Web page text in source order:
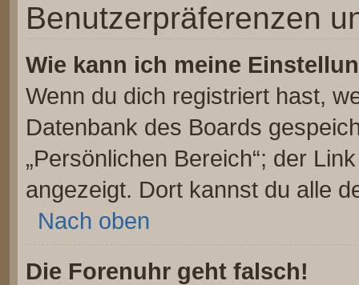
Benutzerpräferenzen
Wie kann ich meine
Wenn du dich registriert hast,
Datenbank des Boards
„Persönlichen Bereich“; der
angezeigt. Dort kannst du alle
Nach oben
Die Forenuhr geht falsch!